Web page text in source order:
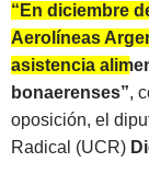
“En diciembre
Aerolíneas
asistencia
bonaerenses”,
oposición, el
Radical (UCR)